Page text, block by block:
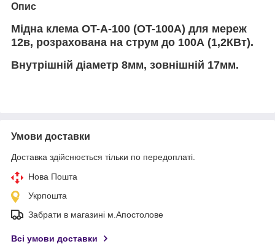
Опис
Мідна клема OT-A-100 (OT-100A) для мереж
12в, розрахована на струм до 100А (1,2КВт).
Внутрішній діаметр 8мм, зовнішній 17мм.
Умови доставки
Доставка здійснюється тільки по передоплаті.
Нова Пошта
Укрпошта
Забрати в магазині м.Апостолове
Всі умови доставки